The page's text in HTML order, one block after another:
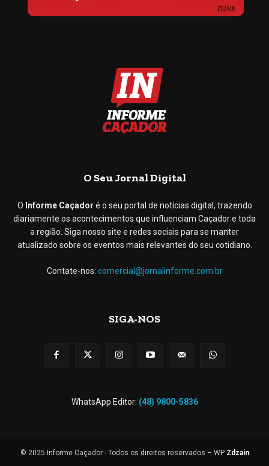
O Seu Jornal Digital
O Informe Caçador é o seu portal de notícias digital, trazendo
diariamente os acontecimentos que influenciam Caçador e toda
a região. Siga nosso site e redes sociais para se manter
atualizado sobre os eventos mais relevantes do seu cotidiano.
Contate-nos: comercial@jornalinforme.com.br
SIGA-NOS
WhatsApp Editor: (48) 9800-5836
© 2025 Informe Caçador - Todos os direitos reservados – WP Zdzain